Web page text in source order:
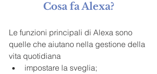
Cosa fa Alexa?
Le funzioni principali di Alexa sono
quelle che aiutano nella gestione della
vita quotidiana
impostare la sveglia;